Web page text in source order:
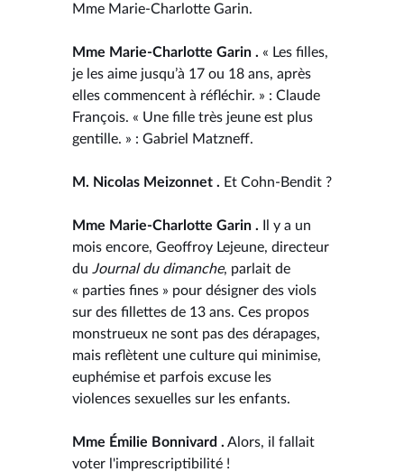
Mme Marie-Charlotte Garin.
Mme Marie-Charlotte Garin . « Les filles,
je les aime jusqu’à 17 ou 18 ans, après
elles commencent à réfléchir. » : Claude
François. « Une fille très jeune est plus
gentille. » : Gabriel Matzneff.
M. Nicolas Meizonnet . Et Cohn-Bendit ?
Mme Marie-Charlotte Garin . Il y a un
mois encore, Geoffroy Lejeune, directeur
du Journal du dimanche, parlait de
« parties fines » pour désigner des viols
sur des fillettes de 13 ans. Ces propos
monstrueux ne sont pas des dérapages,
mais reflètent une culture qui minimise,
euphémise et parfois excuse les
violences sexuelles sur les enfants.
Mme Émilie Bonnivard . Alors, il fallait
voter l'imprescriptibilité !